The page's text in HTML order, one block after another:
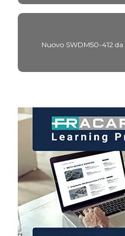
Nuovo SWDM50-412 da